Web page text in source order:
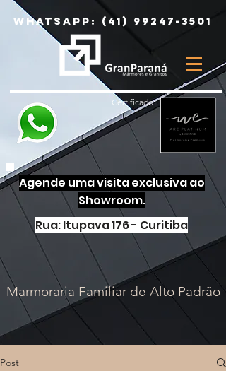
Whatsapp: (41) 99247-3501
Certificado:
Agende uma visita exclusiva ao
Showroom.
Rua: Itupava 176 - Curitiba
Marmoraria Familiar de Alto Padrão
Post